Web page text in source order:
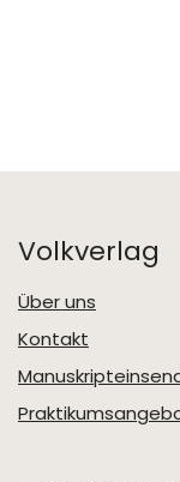
Volkverlag
Über uns
Kontakt